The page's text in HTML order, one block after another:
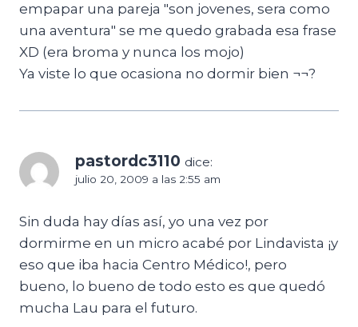
empapar una pareja "son jovenes, sera como
una aventura" se me quedo grabada esa frase
XD (era broma y nunca los mojo)
Ya viste lo que ocasiona no dormir bien ¬¬?
pastordc3110 dice:
julio 20, 2009 a las 2:55 am
Sin duda hay días así, yo una vez por
dormirme en un micro acabé por Lindavista ¡y
eso que iba hacia Centro Médico!, pero
bueno, lo bueno de todo esto es que quedó
mucha Lau para el futuro.